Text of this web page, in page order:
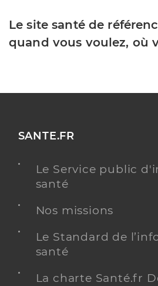
Le site santé de
quand vous voulez, où
SANTE.FR
Le Service public
santé
Nos missions
Le Standard de
santé
La charte Santé.fr